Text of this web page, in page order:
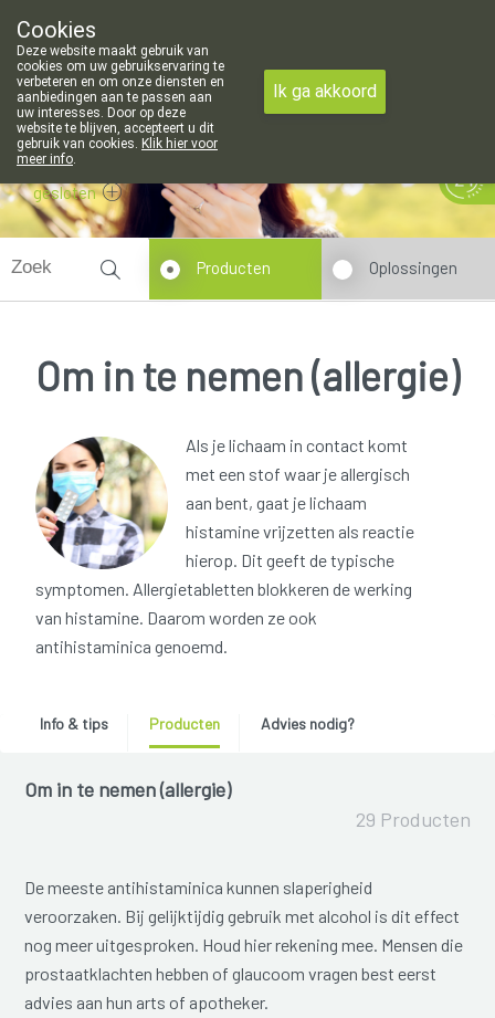
011/340400
gesloten
Producten Oplossingen
Om in te nemen (allergie)
Als je lichaam in contact komt
met een stof waar je allergisch
aan bent, gaat je lichaam
histamine vrijzetten als reactie
hierop. Dit geeft de typische
symptomen. Allergietabletten blokkeren de werking
van histamine. Daarom worden ze ook
antihistaminica genoemd.
Info & tips Producten Advies nodig?
Om in te nemen (allergie)
29 Producten
De meeste antihistaminica kunnen slaperigheid
veroorzaken. Bij gelijktijdig gebruik met alcohol is dit effect
nog meer uitgesproken. Houd hier rekening mee. Mensen die
prostaatklachten hebben of glaucoom vragen best eerst
advies aan hun arts of apotheker.
Cookies
Deze website maakt gebruik van
cookies om uw gebruikservaring te
verbeteren en om onze diensten en
aanbiedingen aan te passen aan
uw interesses. Door op deze
website te blijven, accepteert u dit
gebruik van cookies. Klik hier voor
meer info.
Ik ga akkoord